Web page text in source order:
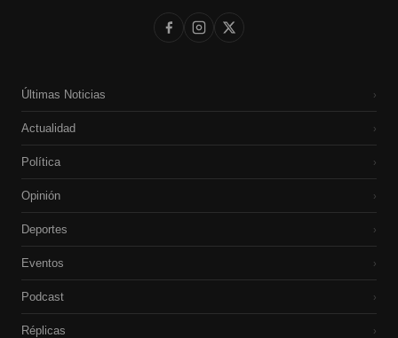
Últimas Noticias ›
Actualidad ›
Política ›
Opinión ›
Deportes ›
Eventos ›
Podcast ›
Réplicas ›